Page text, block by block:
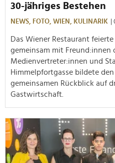
30-jähriges Bestehen
NEWS, FOTO, WIEN, KULINARIK |
Das Wiener Restaurant
gemeinsam mit Freund:innen
Medienvertreter:innen und
Himmelpfortgasse bildete
gemeinsamen Rückblick auf
Gastwirtschaft.